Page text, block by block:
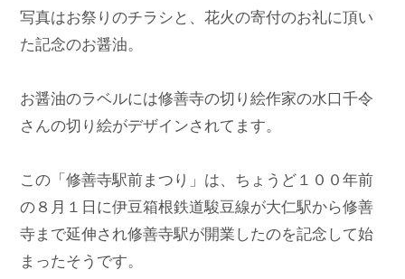
写真はお祭りのチラシと、花火の寄付のお礼に頂い
た記念のお醤油。
お醤油のラベルには修善寺の切り絵作家の水口千令
さんの切り絵がデザインされてます。
この「修善寺駅前まつり」は、ちょうど１００年前
の８月１日に伊豆箱根鉄道駿豆線が大仁駅から修善
寺まで延伸され修善寺駅が開業したのを記念して始
まったそうです。